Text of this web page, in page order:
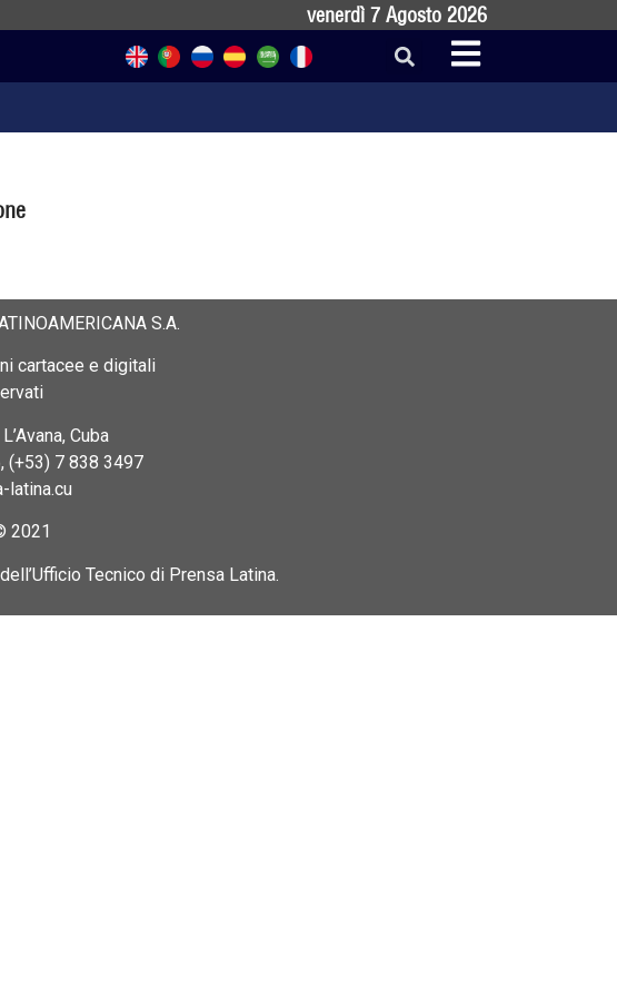
venerdì 7 Agosto 2026
S.A.
cartacee e digitali
Cuba
(+53) 7 838 3497
latina.cu
2021
Tecnico di Prensa Latina.